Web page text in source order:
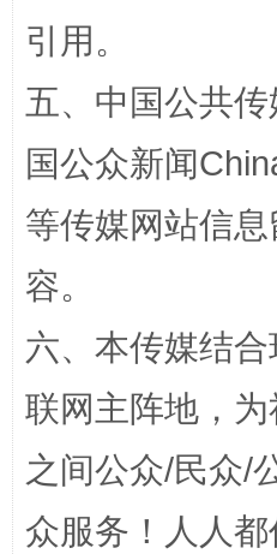
站台名比不上好声名
引用。
五、中国公共
国公众新闻
等传媒网站信
容。
六、本传媒结
联网主阵地，
之间公众/民众/
众服务！人人都